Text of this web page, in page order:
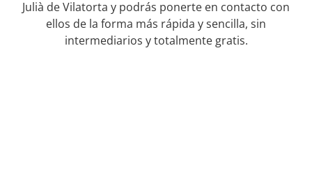
Julià de Vilatorta y podrás ponerte en contacto con
ellos de la forma más rápida y sencilla, sin
intermediarios y totalmente gratis.